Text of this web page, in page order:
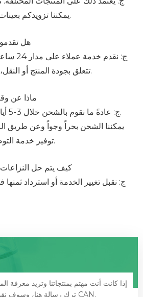
يمكننا تزويدكم بعينات مجانية لبعض المنتجات.
4. هل
ج: نقدم
تتعلق بجودة المنتج أو النقل، فلا تتردد في الاتصال بنا.
5. ماذا عن
ج: عادةً ما نقوم بالشحن خلال 3-5 أيام عمل بعد استلام الدفع.
يمكننا الشحن بحراً وجواً وعن طريق
توفير خدمة التوصيل من الباب إلى الباب.
6. كيف يتم حل
ج: نقبل تغيير الخدمة أو استرداد
إذا كانت أنت مهتم بمنتجاتنا وتريد معرفة
ترك رسالة هنا، وسوف نقوم بالرد عليك حالما نحن CAN.